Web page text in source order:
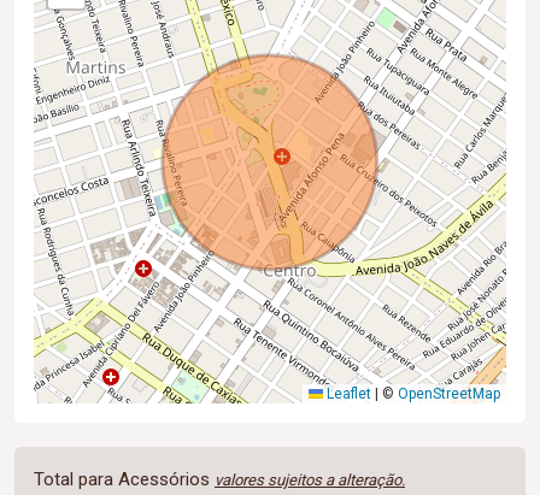
Leaflet © OpenStreetMap
Total para Acessórios valores sujeitos a alteração.